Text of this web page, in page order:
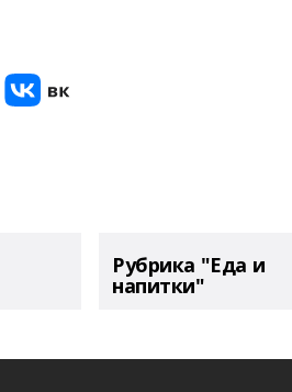
Рубрика "Еда и
напитки"